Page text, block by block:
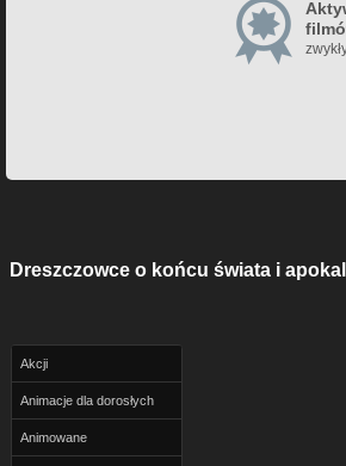
Dreszczowce o końcu świata i
Akcji
Animacje dla dorosłych
Animowane